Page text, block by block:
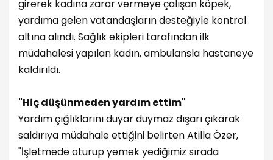
girerek kadına zarar vermeye çalışan köpek,
yardıma gelen vatandaşların desteğiyle kontrol
altına alındı. Sağlık ekipleri tarafından ilk
müdahalesi yapılan kadın, ambulansla hastaneye
kaldırıldı.
"Hiç düşünmeden yardım ettim"
Yardım çığlıklarını duyar duymaz dışarı çıkarak
saldırıya müdahale ettiğini belirten Atilla Özer,
"İşletmede oturup yemek yediğimiz sırada